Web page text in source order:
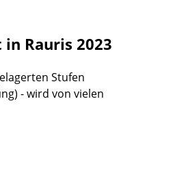
Rauris 2023
Stufen
- wird von vielen